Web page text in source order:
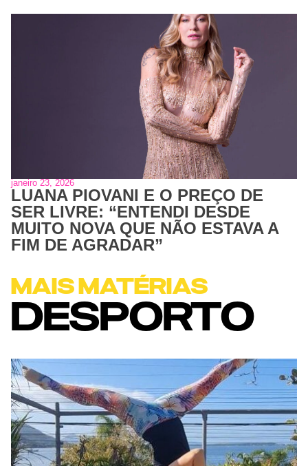
janeiro 23, 2026
LUANA PIOVANI E O PREÇO DE
SER LIVRE: “ENTENDI DESDE
MUITO NOVA QUE NÃO ESTAVA A
FIM DE AGRADAR”
MAIS MATÉRIAS
DESPORTO